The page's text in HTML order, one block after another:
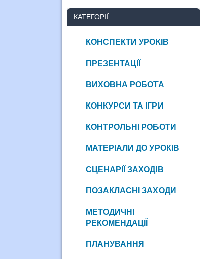
КАТЕГОРІЇ
КОНСПЕКТИ УРОКІВ
ПРЕЗЕНТАЦІЇ
ВИХОВНА РОБОТА
КОНКУРСИ ТА ІГРИ
КОНТРОЛЬНІ РОБОТИ
МАТЕРІАЛИ ДО УРОКІВ
СЦЕНАРІЇ ЗАХОДІВ
ПОЗАКЛАСНІ ЗАХОДИ
МЕТОДИЧНІ
РЕКОМЕНДАЦІЇ
ПЛАНУВАННЯ